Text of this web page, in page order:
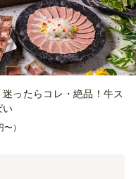
ったらコレ・絶品！牛ス
い
）